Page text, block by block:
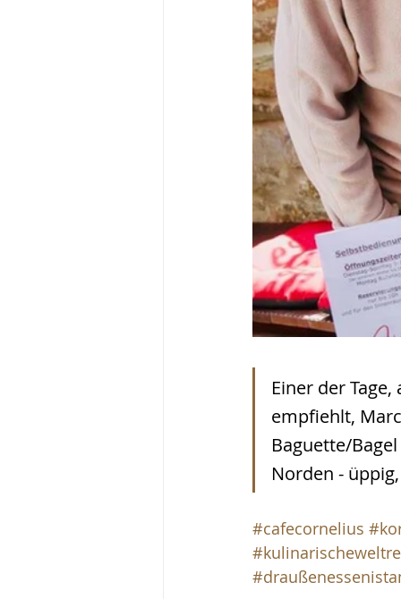
Einer der
empfiehlt,
Baguette/
Norden -
#cafecornelius